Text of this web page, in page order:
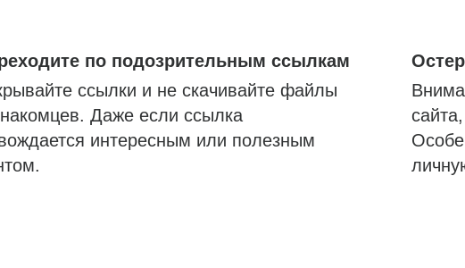
по подозрительным ссылкам
ссылки и не скачивайте файлы
Даже если ссылка
интересным или полезным